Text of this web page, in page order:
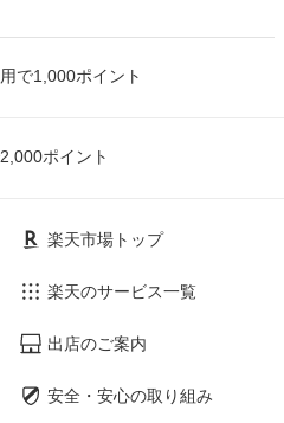
で1,000ポイント
ポイント
楽天市場トップ
楽天のサービス一覧
出店のご案内
安全・安心の取り組み